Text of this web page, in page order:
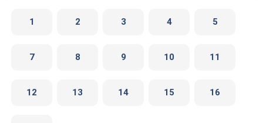
1 2 3 4 5
7 8 9 10 11
12 13 14 15 16